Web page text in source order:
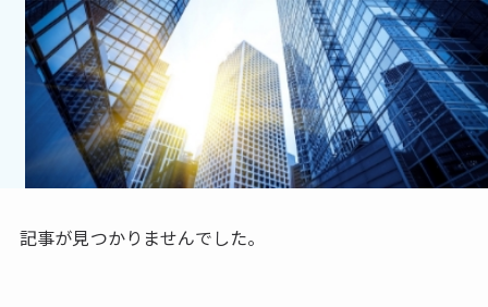
記事が見つかりませんでした。